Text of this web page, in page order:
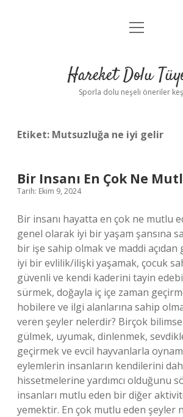
Anasayfa
Yasal Uyarı
menüyü
Hareket Dolu
Sporla dolu neşeli öneriler
Etiket: Mutsuzluğa ne iyi gelir
Bir Insanı En Çok Ne
Tarih: Ekim 9, 2024
Bir insanı hayatta en çok ne mutlu
genel olarak iyi bir yaşam şansına
bir işe sahip olmak ve maddi açıdan
iyi bir evlilik/ilişki yaşamak, çocuk
güvenli ve kendi kaderini tayin
sürmek, doğayla iç içe zaman
hobilere ve ilgi alanlarına sahip
veren şeyler nelerdir? Birçok
gülmek, uyumak, dinlenmek,
geçirmek ve evcil hayvanlarla
eylemlerin insanların kendilerini
hissetmelerine yardımcı olduğunu
insanları mutlu eden bir diğer
yemektir. En çok mutlu eden şeyler